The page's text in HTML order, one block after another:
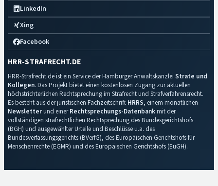
LinkedIn
Xing
Facebook
HRR-STRAFRECHT.DE
HRR-Strafrecht.de ist ein Service der Hamburger Anwaltskanzlei Strate und
Kollegen. Das Projekt bietet einen kostenlosen Zugang zur aktuellen
höchstrichterlichen Rechtsprechung im Strafrecht und Strafverfahrensrecht.
Es besteht aus der juristischen Fachzeitschrift HRRS, einem monatlichen
Newsletterund einerRechtsprechungs-Datenbankmit der
vollständigen strafrechtlichen Rechtsprechung des Bundesgerichtshofs
(BGH) und ausgewählter Urteile und Beschlüsse u.a. des
Bundesverfassungsgerichts (BVerfG), des Europäischen Gerichtshofs für
Menschenrechte (EGMR) und des Europäischen Gerichtshofs (EuGH).